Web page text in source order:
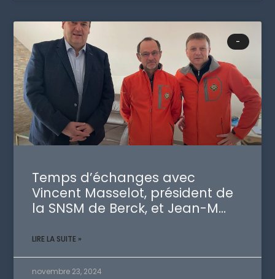
-
Temps d’échanges avec
Vincent Masselot, président de
la SNSM de Berck, et Jean-M…
LIRE LA SUITE »
novembre 23, 2024